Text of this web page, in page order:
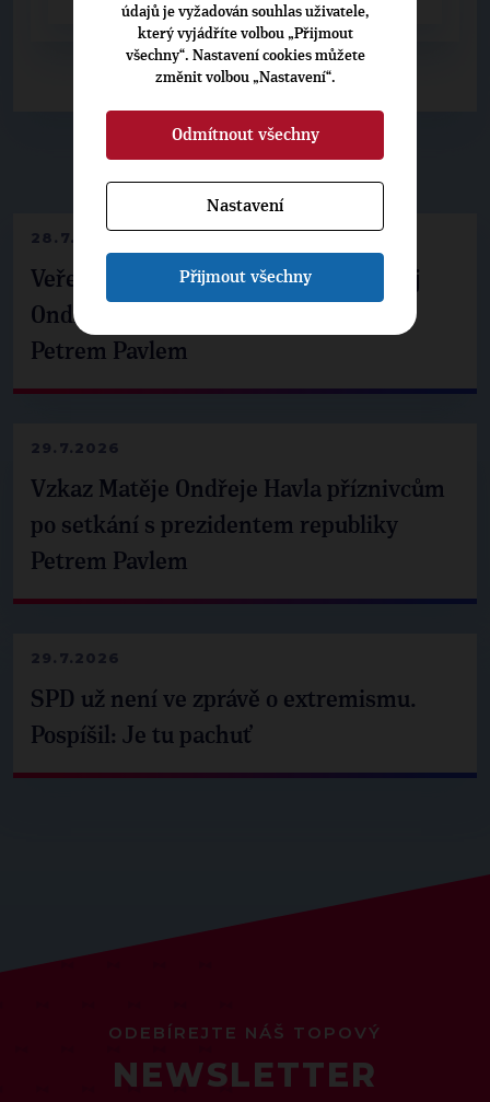
28.7.2026
Veřejné finance, euro i školství. Matěj
Ondřej Havel jednal s prezidentem
Petrem Pavlem
29.7.2026
Vzkaz Matěje Ondřeje Havla příznivcům
po setkání s prezidentem republiky
Petrem Pavlem
29.7.2026
SPD už není ve zprávě o extremismu.
Pospíšil: Je tu pachuť
ODEBÍREJTE NÁŠ TOPOVÝ
NEWSLETTER
údajů je vyžadován souhlas uživatele,
který vyjádříte volbou „Přijmout
všechny“. Nastavení cookies můžete
změnit volbou „Nastavení“.
Odmítnout všechny
Nastavení
Přijmout všechny